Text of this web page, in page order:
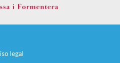
legal